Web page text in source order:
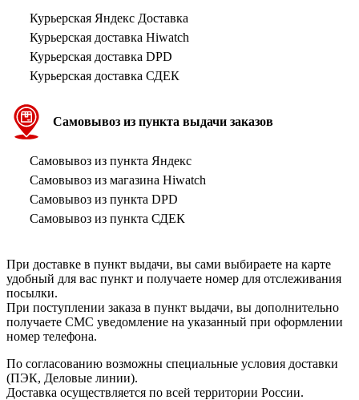
Курьерская Яндекс Доставка
Курьерская доставка Hiwatch
Курьерская доставка DPD
Курьерская доставка СДЕК
Самовывоз из пункта выдачи заказов
Самовывоз из пункта Яндекс
Самовывоз из магазина Hiwatch
Самовывоз из пункта DPD
Самовывоз из пункта СДЕК
При доставке в пункт выдачи, вы сами выбираете на карте
удобный для вас пункт и получаете номер для отслеживания
посылки.
При поступлении заказа в пункт выдачи, вы дополнительно
получаете СМС уведомление на указанный при оформлении
номер телефона.
По согласованию возможны специальные условия доставки
(ПЭК, Деловые линии).
Доставка осуществляется по всей территории России.